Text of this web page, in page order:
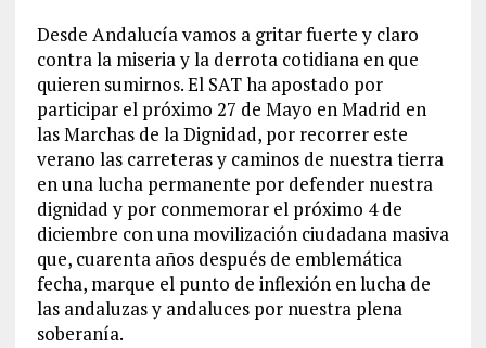
Desde Andalucía vamos a gritar fuerte y claro
contra la miseria y la derrota cotidiana en que
quieren sumirnos. El SAT ha apostado por
participar el próximo 27 de Mayo en Madrid en
las Marchas de la Dignidad, por recorrer este
verano las carreteras y caminos de nuestra tierra
en una lucha permanente por defender nuestra
dignidad y por conmemorar el próximo 4 de
diciembre con una movilización ciudadana masiva
que, cuarenta años después de emblemática
fecha, marque el punto de inflexión en lucha de
las andaluzas y andaluces por nuestra plena
soberanía.